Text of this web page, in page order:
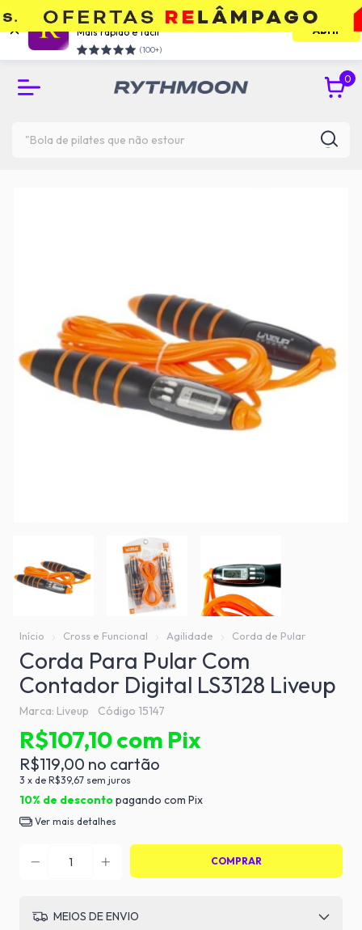
Use o app e economize
Mais rápido e facil
(100+)
Abrir
RETIRE GRÁTIS NA UNIDADE DO TATUAPÉ
0
Início Cross e Funcional Agilidade Corda de Pular
Corda Para Pular Com
Contador Digital LS3128 Liveup
Marca: Liveup Código 15147
R$119,00
R$107,10com Pix
3 x de R$39,67 sem juros
10% de descontopagando com Pix
Ver mais detalhes
MEIOS DE ENVIO